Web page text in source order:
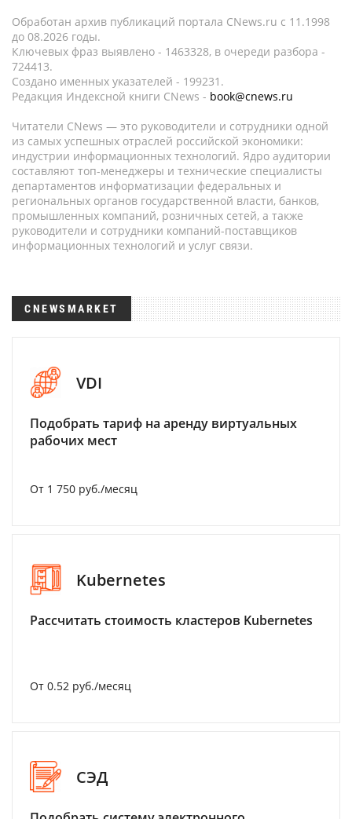
Обработан архив публикаций портала CNews.ru c 11.1998
до 08.2026 годы.
Ключевых фраз выявлено - 1463328, в очереди разбора -
724413.
Создано именных указателей - 199231.
Редакция Индексной книги CNews - book@cnews.ru
Читатели CNews — это руководители и сотрудники одной
из самых успешных отраслей российской экономики:
индустрии информационных технологий. Ядро аудитории
составляют топ-менеджеры и технические специалисты
департаментов информатизации федеральных и
региональных органов государственной власти, банков,
промышленных компаний, розничных сетей, а также
руководители и сотрудники компаний-поставщиков
информационных технологий и услуг связи.
CNEWSMARKET
VDI
Подобрать тариф на аренду виртуальных
рабочих мест
От 1 750 руб./месяц
Kubernetes
Рассчитать стоимость кластеров Kubernetes
От 0.52 руб./месяц
СЭД